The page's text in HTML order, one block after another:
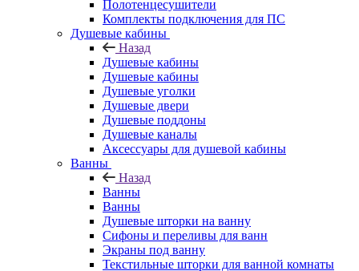
Полотенцесушители
Комплекты подключения для ПС
Душевые кабины
Назад
Душевые кабины
Душевые кабины
Душевые уголки
Душевые двери
Душевые поддоны
Душевые каналы
Аксессуары для душевой кабины
Ванны
Назад
Ванны
Ванны
Душевые шторки на ванну
Сифоны и переливы для ванн
Экраны под ванну
Текстильные шторки для ванной комнаты